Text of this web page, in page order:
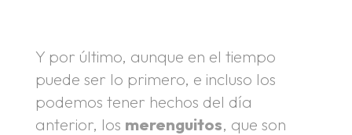
Y por último, aunque en el tiempo
puede ser lo primero, e incluso los
podemos tener hechos del día
anterior, los merenguitos, que son